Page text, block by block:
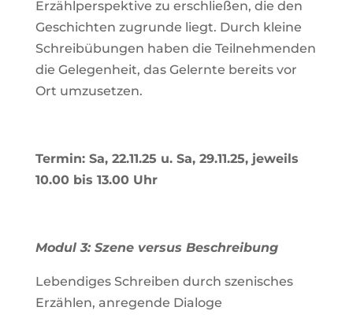
Erzähl­per­spek­tive zu erschließen, die den
Geschichten zugrunde liegt. Durch kleine
Schreib­übungen haben die Teil­neh­menden
die Gele­gen­heit, das Gelernte bereits vor
Ort umzusetzen.
Termin: Sa, 22.11.25 u. Sa, 29.11.25, jeweils
10.00 bis 13.00 Uhr
Modul 3: Szene versus Beschreibung
Leben­diges Schreiben durch sze­ni­sches
Erzählen, anre­gende Dialoge